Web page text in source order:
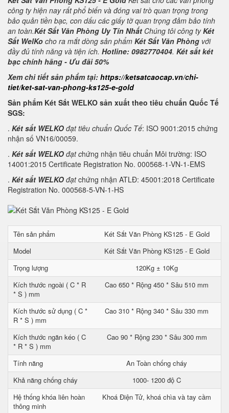
công ty hiện nay rất phổ biến và đóng vai trò quan trọng trong
bảo quản tiền bạc, con dấu các giấy tờ quan trọng đảm bảo tính
an toàn.Két Sắt Văn Phòng Uy Tín Nhất Chúng tôi công tyKét
Sắt WelKo cho ra mắt dòng sản phẩm Két Sắt Văn Phòng với
đầy đủ tính năng và tiện ích. Hotline: 0982770404. Két sắt két
bạc chính hãng - Ưu đãi 50%
Xem chi tiết sản phẩm tại: https://ketsatcaocap.vn/chi-
tiet/ket-sat-van-phong-ks125-e-gold
Sản phẩm Két Sắt WELKO sản xuất theo tiêu chuẩn Quốc Tế
SGS:
. Két sắt WELKO đạt tiêu chuẩn Quốc Tế: ISO 9001:2015 chứng
nhận số VN16/00059.
. Két sắt WELKO đạt chứng nhận tiêu chuẩn Môi trường: ISO
14001:2015 Certificate Registration No. 000568-1-VN-1-EMS
. Két sắt WELKO đạtchứng nhận ATLĐ: 45001:2018 Certificate
Registration No. 000568-5-VN-1-HS
Tên sản phẩm
Két Sắt Văn Phòng KS125 - E Gold
Model
Két Sắt Văn Phòng KS125 - E Gold
Trọng lượng
120Kg ± 10Kg
Kích thước ngoài ( C * R
* S ) mm
Cao 650 * Rộng 450 * Sâu 510 mm
Kích thước sử dụng ( C *
R * S ) mm
Cao 310 * Rộng 340 * Sâu 330 mm
Kích thước ngăn kéo ( C
* R * S ) mm
Cao 90 * Rộng 230 * Sâu 300 mm
Tính năng
An Toàn chống cháy
Khả năng chống cháy
1000- 1200 độ C
Hệ thống khóa liên hoàn
thông minh
Khoá Điện Tử, khoá chìa và tay cầm